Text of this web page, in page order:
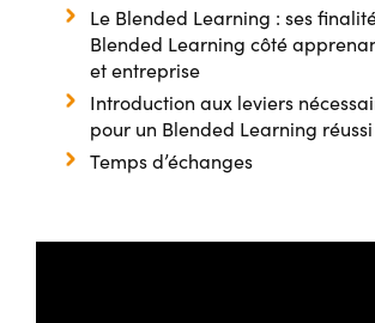
Le Blended Learning : ses
Blended Learning côté
et entreprise
Introduction aux leviers
pour un Blended Learning réussi
Temps d’échanges